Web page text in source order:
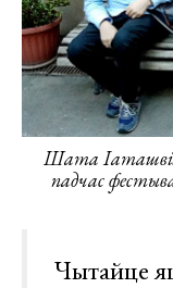
Шата
падчас
Чытайце